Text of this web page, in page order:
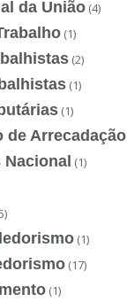
da União (4)
(1)
(2)
(1)
(1)
de Arrecadação
(1)
(1)
(17)
(1)